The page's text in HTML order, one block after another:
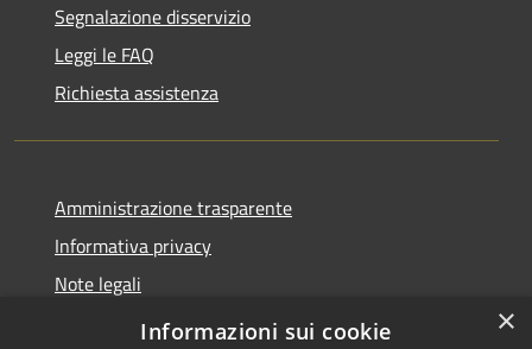
Segnalazione disservizio
Leggi le FAQ
Richiesta assistenza
Amministrazione trasparente
Informativa privacy
Note legali
Dichiarazione di accessibilità
×
Informazioni sui cookie